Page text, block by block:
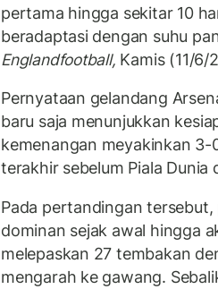
pertama hingga sekitar 10
beradaptasi dengan suhu
Englandfootball, Kamis (11/6/
Pernyataan gelandang
baru saja menunjukkan
kemenangan meyakinkan 3-
terakhir sebelum Piala Dunia
Pada pertandingan
dominan sejak awal hingga
melepaskan 27 tembakan
mengarah ke gawang.